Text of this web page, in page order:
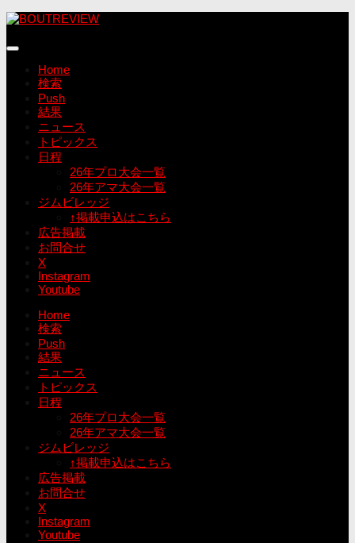
コ
テ
Home
検索
Push
結果
ニュース
トピックス
日程
26年プロ大会一覧
26年アマ大会一覧
ジムビレッジ
↑掲載申込はこちら
広告掲載
お問合せ
X
Instagram
Youtube
Home
検索
Push
結果
ニュース
トピックス
日程
26年プロ大会一覧
26年アマ大会一覧
ジムビレッジ
↑掲載申込はこちら
広告掲載
お問合せ
X
Instagram
Youtube